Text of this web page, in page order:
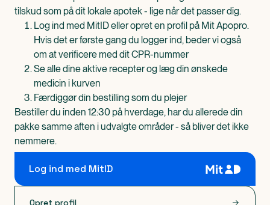
tilskud som på dit lokale apotek - lige når det passer dig.
Log ind med MitID eller opret en profil på Mit Apopro.
Hvis det er første gang du logger ind, beder vi også
om at verificere med dit CPR-nummer
Se alle dine aktive recepter og læg din ønskede
medicin i kurven
Færdiggør din bestilling som du plejer
Bestiller du inden 12:30 på hverdage, har du allerede din
pakke samme aften i udvalgte områder - så bliver det ikke
nemmere.
Log ind med MitID
Opret profil